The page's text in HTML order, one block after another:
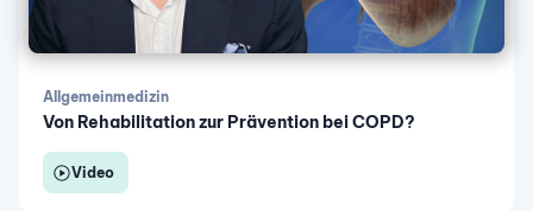
Allgemeinmedizin
Von Rehabilitation zur Prävention bei COPD?
Video